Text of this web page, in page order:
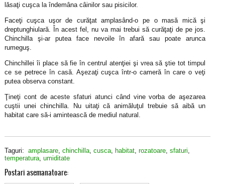
lăsaţi cuşca la îndemâna câinilor sau pisicilor.
Faceţi cuşca uşor de curăţat amplasând-o pe o masă mică şi
dreptunghiulară. În acest fel, nu va mai trebui să curăţaţi de pe jos.
Chinchilla şi-ar putea face nevoile în afară sau poate arunca
rumeguş.
Chinchillei îi place să fie în centrul atenţiei şi vrea să ştie tot timpul
ce se petrece în casă. Aşezaţi cuşca într-o cameră în care o veţi
putea observa constant.
Ţineţi cont de aceste sfaturi atunci când vine vorba de aşezarea
cuştii unei chinchilla. Nu uitaţi că animăluţul trebuie să aibă un
habitat care să-i amintească de mediul natural.
Taguri: amplasare, chinchilla, cusca, habitat, rozatoare, sfaturi,
temperatura, umiditate
Postari asemanatoare: